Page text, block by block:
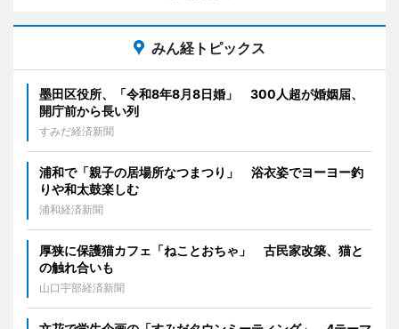
みん経トピックス
墨田区役所、「令和8年8月8日婚」 300人超が婚姻届、
開庁前から長い列
すみだ経済新聞
浦和で「親子の居場所なつまつり」 浴衣姿でヨーヨー釣
りや和太鼓楽しむ
浦和経済新聞
厚狭に保護猫カフェ「ねことおちゃ」 古民家改築、猫と
の触れ合いも
山口宇部経済新聞